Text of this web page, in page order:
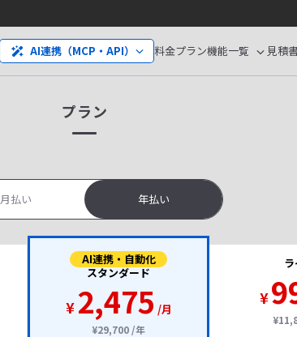
料金プラン機能一覧
AI連携（MCP・API） 見積
プラン
月払い 年払い
AI連携・自動化
スタンダード
¥ 2,475 /月
¥29,700 /年
¥